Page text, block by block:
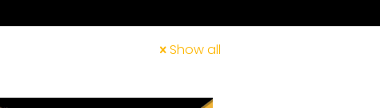
Show all